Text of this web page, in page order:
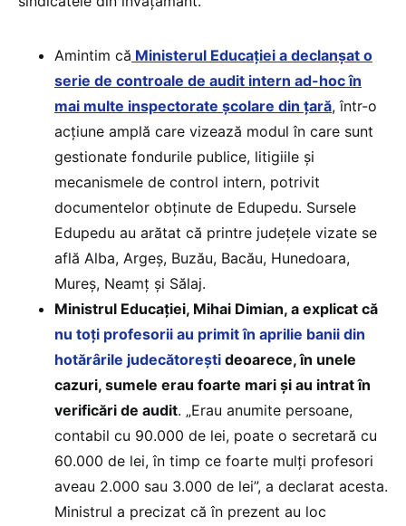
Amintim că Ministerul Educației a declanșat o
serie de controale de audit intern ad-hoc în
mai multe inspectorate școlare din țară, într-o
acțiune amplă care vizează modul în care sunt
gestionate fondurile publice, litigiile și
mecanismele de control intern, potrivit
documentelor obținute de Edupedu. Sursele
Edupedu au arătat că printre județele vizate se
află Alba, Argeș, Buzău, Bacău, Hunedoara,
Mureș, Neamț și Sălaj.
Ministrul Educației, Mihai Dimian, a explicat că
nu toți profesorii au primit în aprilie banii din
hotărârile judecătorești deoarece, în unele
cazuri, sumele erau foarte mari și au intrat în
verificări de audit. „Erau anumite persoane,
contabil cu 90.000 de lei, poate o secretară cu
60.000 de lei, în timp ce foarte mulți profesori
aveau 2.000 sau 3.000 de lei”, a declarat acesta.
Ministrul a precizat că în prezent au loc